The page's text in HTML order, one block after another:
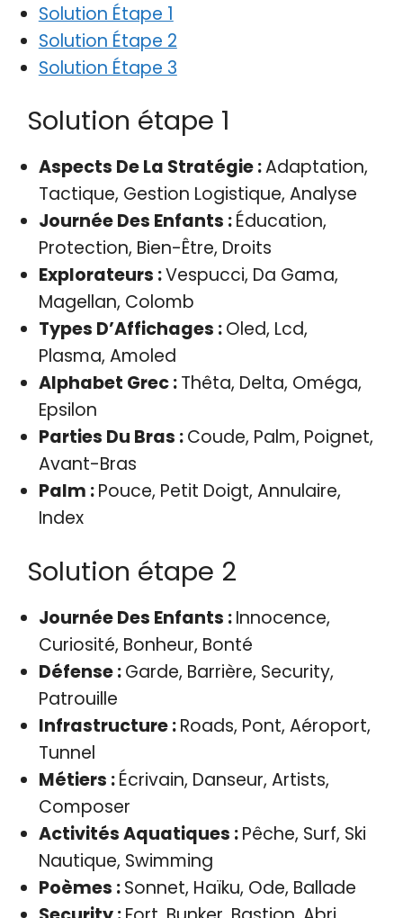
Solution Étape 1
Solution Étape 2
Solution Étape 3
Solution étape 1
Aspects De La Stratégie :Adaptation,
Tactique, Gestion Logistique, Analyse
Journée Des Enfants :Éducation,
Protection, Bien-Être, Droits
Explorateurs :Vespucci, Da Gama,
Magellan, Colomb
Types D’Affichages :Oled, Lcd,
Plasma, Amoled
Alphabet Grec :Thêta, Delta, Oméga,
Epsilon
Parties Du Bras :Coude, Palm, Poignet,
Avant-Bras
Palm :Pouce, Petit Doigt, Annulaire,
Index
Solution étape 2
Journée Des Enfants :Innocence,
Curiosité, Bonheur, Bonté
Défense :Garde, Barrière, Security,
Patrouille
Infrastructure :Roads, Pont, Aéroport,
Tunnel
Métiers :Écrivain, Danseur, Artists,
Composer
Activités Aquatiques :Pêche, Surf, Ski
Nautique, Swimming
Poèmes :Sonnet, Haïku, Ode, Ballade